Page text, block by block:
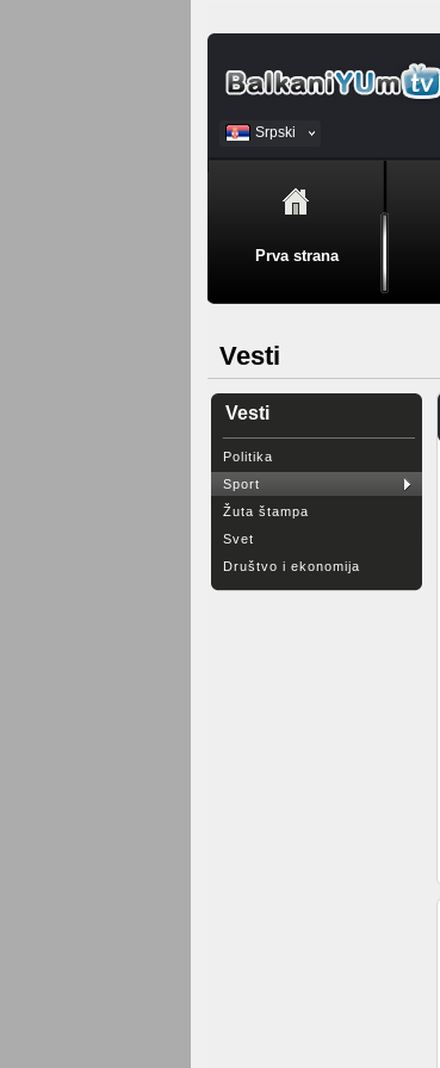
Srpski
BiH
Prva strana
Vesti
Vesti
Politika
Sport
Žuta štampa
Svet
Društvo i ekonomija